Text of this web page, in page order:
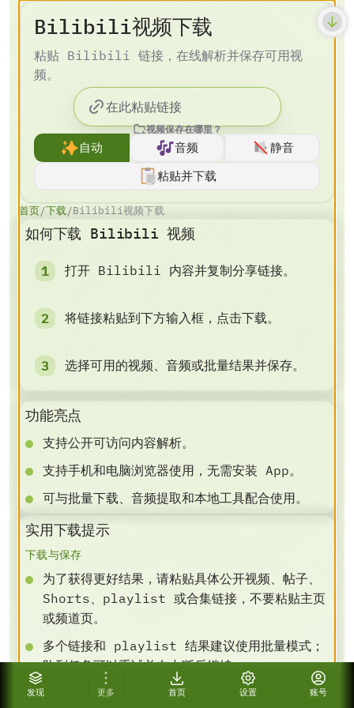
发现 更多 首页 设置 账号
Bilibili视频下载
粘贴 Bilibili 链接，在线解析并保存可用视
频。
视频保存在哪里？
自动 音频
静音
粘贴并下载
首页/下载/Bilibili视频下载
如何下载 Bilibili 视频
打开 Bilibili 内容并复制分享链接。
将链接粘贴到下方输入框，点击下载。
选择可用的视频、音频或批量结果并保存。
功能亮点
支持公开可访问内容解析。
支持手机和电脑浏览器使用，无需安装 App。
可与批量下载、音频提取和本地工具配合使用。
实用下载提示
下载与保存
为了获得更好结果，请粘贴具体公开视频、帖子、
Shorts、playlist 或合集链接，不要粘贴主页
或频道页。
多个链接和 playlist 结果建议使用批量模式；
队列任务可以重试并在中断后继续。
如果需要指定输出，请在解析前设置清晰度、格